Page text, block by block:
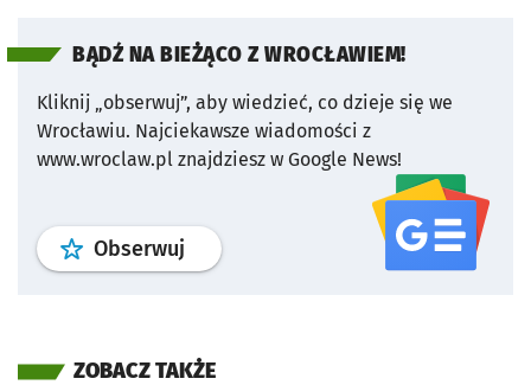
BĄDŹ NA BIEŻĄCO Z WROCŁAWIEM!
Kliknij „obserwuj”, aby wiedzieć, co dzieje się we
Wrocławiu. Najciekawsze wiadomości z
www.wroclaw.pl znajdziesz w Google News!
Obserwuj profil serwisu
ZOBACZ TAKŻE